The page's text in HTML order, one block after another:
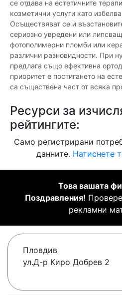
се отдава на естетичните
козметични услуги като
Осъществяват се и
сериозно увредени или
фотополимерни пломби или
различни разновидности. При
предлага също ефективна
приоритет е постигането на
са съществена част от всяка
Ресурси за
рейтингите:
Само регистрирани
данните. Натиснете
Това вашата
Поздравления!
рекламни
Пловдив
ул.Д-р Киро Добрев 2